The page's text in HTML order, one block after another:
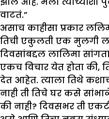
वाटतं.”
असाच काहीसा प्रकार
तिची एकुलती एक मुलगी
दिवसांबद्दल लालिमा
एकच विचार येत होता की,
देत आहेत. त्याला तिथे
नाही ती तिचे घर कसे
की नाही? दिवसभर ती